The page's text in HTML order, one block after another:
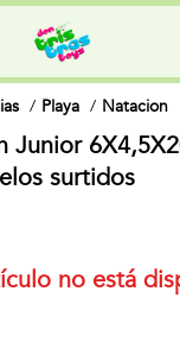
Playa Natacion
Junior
surtidos
no está